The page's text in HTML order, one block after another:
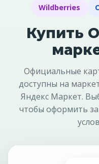
Wildberries
Купить
Официальные
доступны на
Яндекс Маркет.
чтобы оформить